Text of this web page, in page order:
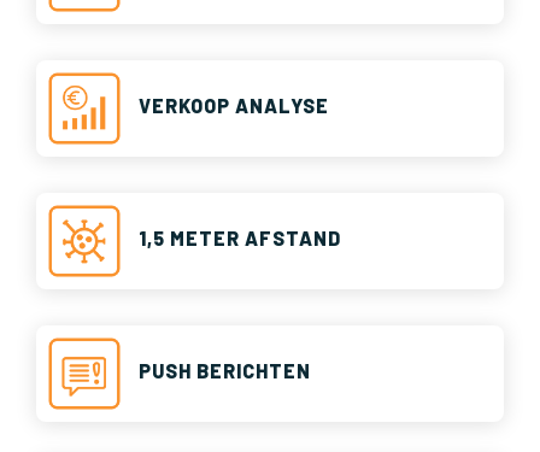
VERKOOP ANALYSE
1,5 METER AFSTAND
PUSH BERICHTEN